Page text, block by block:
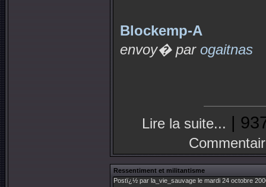
Blockemp-A
envoy� par ogaitnas
Lire la suite... |
Ressentiment et militantisme
Postï¿½ par la_vie_sauvage le mardi 24 octobre